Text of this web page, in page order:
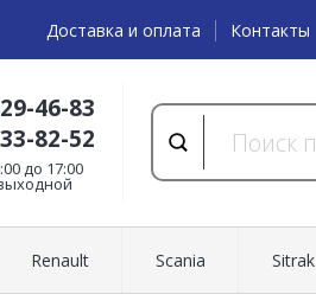
Доставка и оплата Контакты
46-83
82-52
до 17:00
Renault Scania Sitrak